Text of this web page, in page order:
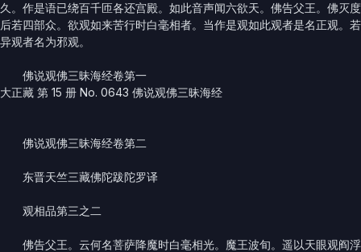
久。作是语已绕百千匝各还宫殿。如此音声闻六欲天。佛告父王。佛灭度
后若四部众。欲观如来苦行时白毫相者。当作是观如此观者是名正观。若
异观者名为邪观。
佛说观佛三昧海经卷第一
大正藏 第 15 册 No. 0643 佛说观佛三昧海经
佛说观佛三昧海经卷第二
东晋天竺三藏佛陀跋陀罗译
观相品第三之二
佛告父王。云何名菩萨降魔时白毫相光。魔王波旬。遥以天眼观阎浮